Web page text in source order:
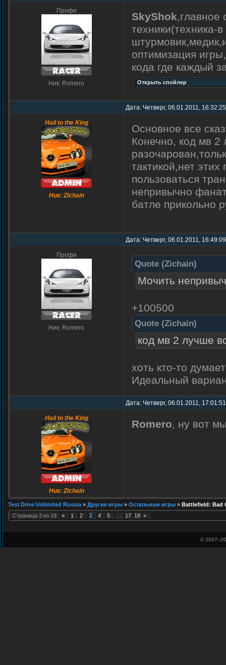
Профи
Ник: Romero
SkyShok,главное
техники(техника-
оптимизация
кода где каждый
Дата: Четверг, 06.01.2011,
Hail to the King
Ник: Zichain
Основное все
Конечно, код мв 2
тактикой,нет
пользоваться
непривычно
батле прикольно
Дата: Четверг, 06.01.2011,
Профи
Ник: Romero
Quote (Zichain)
Мочить
+100500
Quote (Zichain)
код мв 2 лучше
хоть кто-то
Идеальный
Дата: Четверг, 06.01.2011,
Hail to the King
Ник: Zichain
Romero, ну вот
Test Drive Unlimited Russia » Другие игры » Остальные игры » Battlefield: Bad
Страница 3 из 18 « 1 2 3 4 5 17 18 »
© 2007–